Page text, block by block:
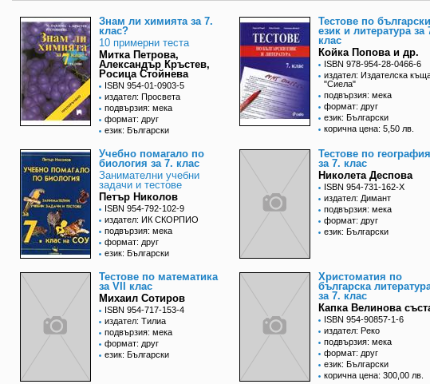
Знам ли химията за 7.
клас?
10 примерни теста
Митка Петрова,
Александър Кръстев,
Росица Стойнева
ISBN 954-01-0903-5
издател: Просвета
подвързия: мека
формат: друг
език: Български
Тестове по български
език и литература за
клас
Койка Попова и др.
ISBN 978-954-28-0466-6
издател: Издателска
"Сиела"
подвързия: мека
формат: друг
език: Български
корична цена: 5,50 лв.
Учебно помагало по
биология за 7. клас
Занимателни учебни
задачи и тестове
Петър Николов
ISBN 954-792-102-9
издател: ИК СКОРПИО
подвързия: мека
формат: друг
език: Български
Тестове по география
за 7. клас
Николета Деспова
ISBN 954-731-162-X
издател: Димант
подвързия: мека
формат: друг
език: Български
Тестове по математика
за VII клас
Михаил Сотиров
ISBN 954-717-153-4
издател: Тилиа
подвързия: мека
формат: друг
език: Български
Христоматия по
българска
за 7. клас
Капка Велинова
ISBN 954-90857-1-6
издател: Реко
подвързия: мека
формат: друг
език: Български
корична цена: 300,00 лв.